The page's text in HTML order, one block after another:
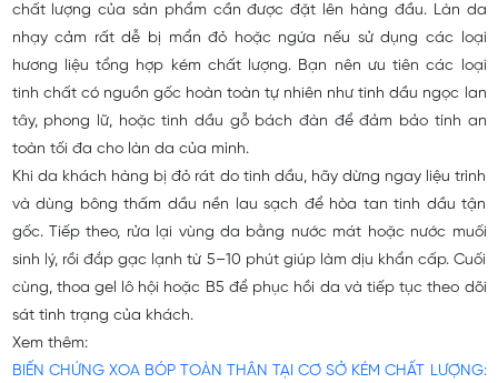
chất lượng của sản phẩm cần được đặt lên hàng đầu. Làn da
nhạy cảm rất dễ bị mẩn đỏ hoặc ngứa nếu sử dụng các loại
hương liệu tổng hợp kém chất lượng. Bạn nên ưu tiên các loại
tinh chất có nguồn gốc hoàn toàn tự nhiên như tinh dầu ngọc lan
tây, phong lữ, hoặc tinh dầu gỗ bách đàn để đảm bảo tính an
toàn tối đa cho làn da của mình.
Khi da khách hàng bị đỏ rát do tinh dầu, hãy dừng ngay liệu trình
và dùng bông thấm dầu nền lau sạch để hòa tan tinh dầu tận
gốc. Tiếp theo, rửa lại vùng da bằng nước mát hoặc nước muối
sinh lý, rồi đắp gạc lạnh từ 5–10 phút giúp làm dịu khẩn cấp. Cuối
cùng, thoa gel lô hội hoặc B5 để phục hồi da và tiếp tục theo dõi
sát tình trạng của khách.
Xem thêm:
BIẾN CHỨNG XOA BÓP TOÀN THÂN TẠI CƠ SỞ KÉM CHẤT LƯỢNG: